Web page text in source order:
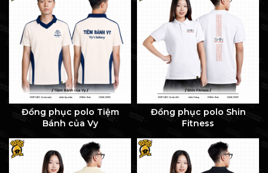
Đồng phục polo Tiệm
Bánh của Vy
Đồng phục polo Shin
Fitness